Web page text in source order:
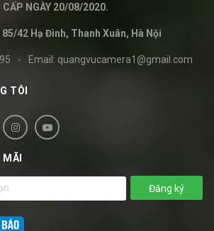
CẤP NGÀY 20/08/2020.
42 Hạ Đình, Thanh Xuân, Hà Nội
- Email: quangvucamera1@gmail.com
TÔI
Đăng ký